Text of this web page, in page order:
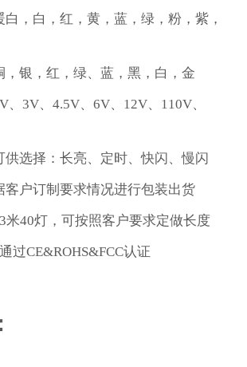
，白，红，黄，蓝，绿，粉，紫，
，银，红，绿、蓝，黑，白，金
、3V、4.5V、6V、12V、110V、
供选择：长亮、定时、快闪、慢闪
客户订制要求情况进行包装出货
米40灯，可按照客户要求定做长度
过CE&ROHS&FCC认证